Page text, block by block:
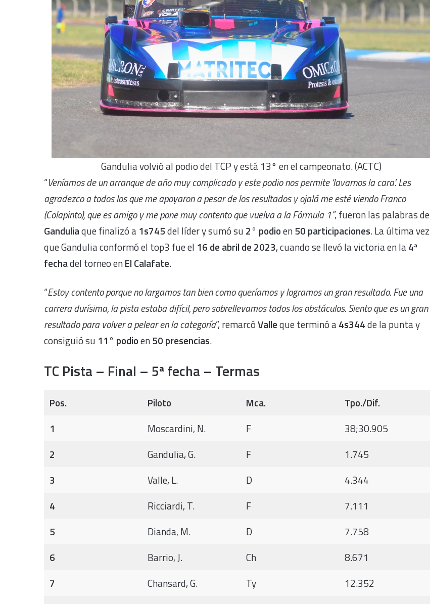
Gandulia volvió al podio del TCP y está 13° en el campeonato. (ACTC)
“Veníamos de un arranque de año muy complicado y este podio nos permite ‘lavarnos la cara’. Les
agradezco a todos los que me apoyaron a pesar de los resultados y ojalá me esté viendo Franco
(Colapinto), que es amigo y me pone muy contento que vuelva a la Fórmula 1”, fueron las palabras de
Ganduliaque finalizó a 1s745del líder y sumó su 2° podioen50 participaciones. La última vez
que Gandulia conformó el top3 fue el 16 de abril de 2023, cuando se llevó la victoria en la4ª
fechadel torneo enEl Calafate.
“Estoy contento porque no largamos tan bien como queríamos y logramos un gran resultado. Fue una
carrera durísima, la pista estaba difícil, pero sobrellevamos todos los obstáculos. Siento que es un gran
resultado para volver a pelear en la categoría”, remarcóValleque terminó a4s344de la punta y
consiguió su 11° podioen50 presencias.
TC Pista – Final – 5ª fecha – Termas
Pos. Piloto Mca.
Tpo./Dif.
1
Moscardini, N. F
38;30.905
2
Gandulia, G. F
1.745
3
Valle, L. D
4.344
4
Ricciardi, T. F
7.111
5
Dianda, M. D
7.758
6
Barrio, J. Ch
8.671
7
Chansard, G. Ty
12.352